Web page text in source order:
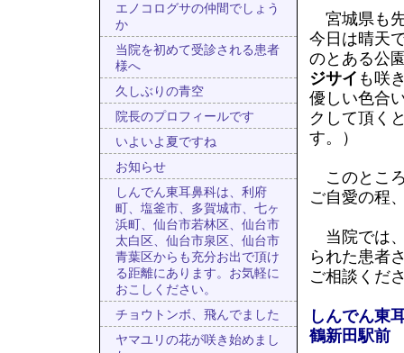
エノコログサの仲間でしょう
か
当院を初めて受診される患者
様へ
久しぶりの青空
院長のプロフィールです
いよいよ夏ですね
お知らせ
しんでん東耳鼻科は、利府
町、塩釜市、多賀城市、七ヶ
浜町、仙台市若林区、仙台市
太白区、仙台市泉区、仙台市
青葉区からも充分お出で頂け
る距離にあります。お気軽に
おこしください。
チョウトンボ、飛んでました
ヤマユリの花が咲き始めまし
宮城県も
今日は晴天
のとある公
ジサイ も咲
優しい色合
クして頂く
す。）
このとこ
ご自愛の程
当院では
られた患者
ご相談くだ
しんでん東
鶴新田駅前